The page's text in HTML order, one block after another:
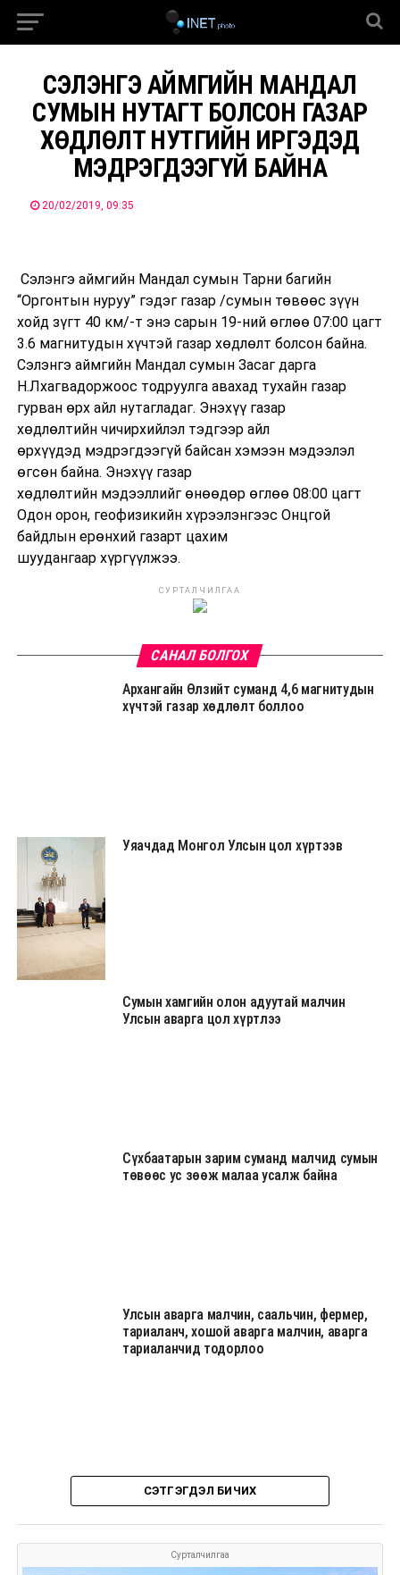
СЭЛЭНГЭ АЙМГИЙН МАНДАЛ
СУМЫН НУТАГТ БОЛСОН ГАЗАР
ХӨДЛӨЛТ НУТГИЙН ИРГЭДЭД
МЭДРЭГДЭЭГҮЙ БАЙНА
20/02/2019, 09:35
Сэлэнгэ аймгийн Мандал сумын Тарни багийн
“Оргонтын нуруу” гэдэг газар /сумын төвөөс зүүн
хойд зүгт 40 км/-т энэ сарын 19-ний өглөө 07:00 цагт
3.6 магнитудын хүчтэй газар хөдлөлт болсон байна.
Сэлэнгэ аймгийн Мандал сумын Засаг дарга
Н.Лхагвадоржоос тодруулга авахад тухайн газар
гурван өрх айл нутагладаг. Энэхүү газар
хөдлөлтийн чичирхийлэл тэдгээр айл
өрхүүдэд мэдрэгдээгүй байсан хэмээн мэдээлэл
өгсөн байна. Энэхүү газар
хөдлөлтийн мэдээллийг өнөөдөр өглөө 08:00 цагт
Одон орон, геофизикийн хүрээлэнгээс Онцгой
байдлын ерөнхий газарт цахим
шуудангаар хүргүүлжээ.
СУРТАЛЧИЛГАА
САНАЛ БОЛГОХ
Архангайн Өлзийт суманд 4,6 магнитудын
хүчтэй газар хөдлөлт боллоо
Уяачдад Монгол Улсын цол хүртээв
Сумын хамгийн олон адуутай малчин
Улсын аварга цол хүртлээ
Сүхбаатарын зарим суманд малчид сумын
төвөөс ус зөөж малаа усалж байна
Улсын аварга малчин, саальчин, фермер,
тариаланч, хошой аварга малчин, аварга
тариаланчид тодорлоо
СЭТГЭГДЭЛ БИЧИХ
Сурталчилгаа